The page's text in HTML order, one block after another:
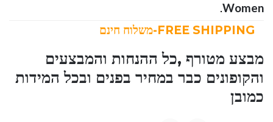
Women
.
מבצע מטורף ,כל ההנחות והמבצעים
והקופונים כבר במחיר בפנים ובכל המידות
כמובן